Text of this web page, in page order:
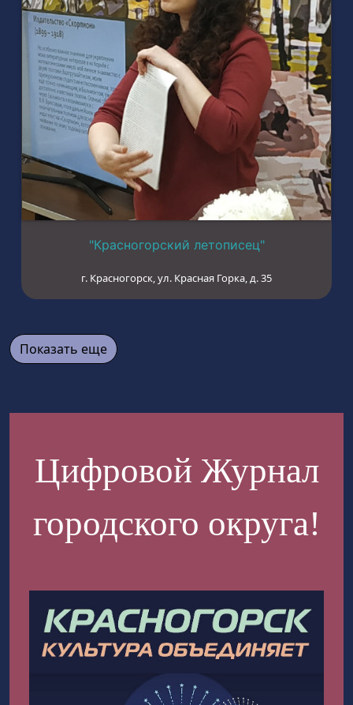
"Красногорский летописец"
г. Красногорск, ул. Красная Горка, д. 35
Показать еще
Цифровой Журнал
городского округа!